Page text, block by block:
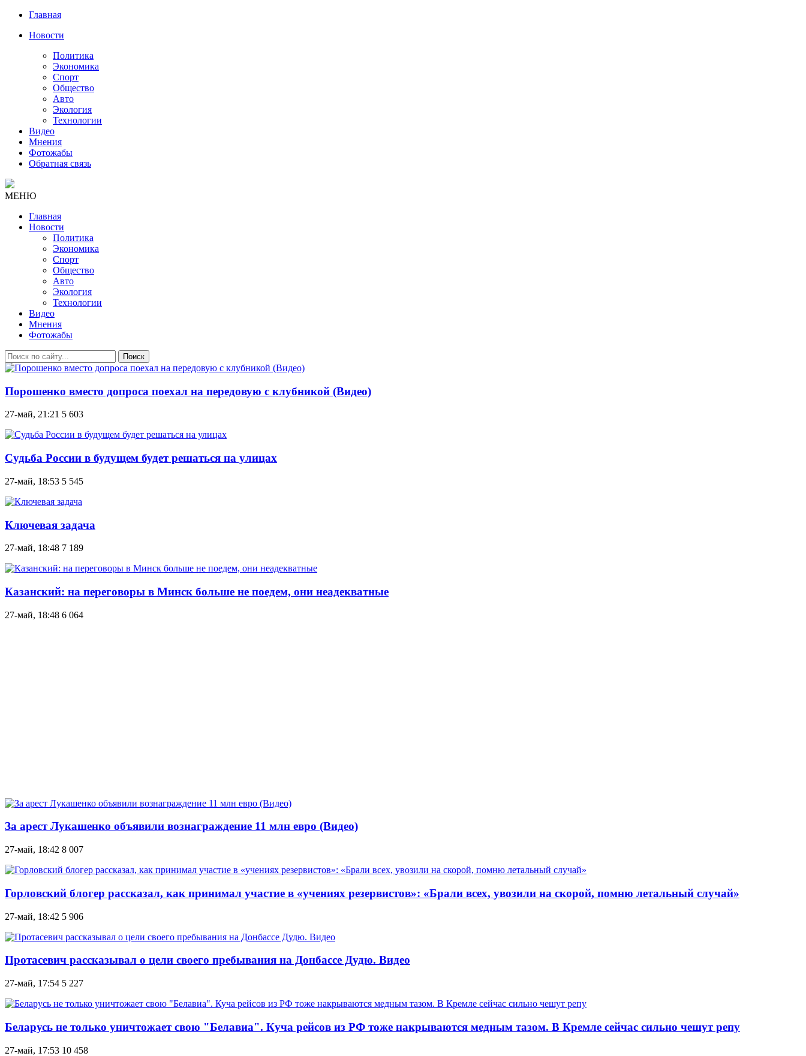
Главная
Новости
Политика
Экономика
Спорт
Общество
Авто
Экология
Технологии
Видео
Мнения
Фотожабы
Обратная связь
МЕНЮ
Главная
Новости
Политика
Экономика
Спорт
Общество
Авто
Экология
Технологии
Видео
Мнения
Фотожабы
Поиск
Порошенко вместо допроса поехал на передовую с клубникой (Видео)
27-май, 21:21 5 603
Судьба России в будущем будет решаться на улицах
27-май, 18:53 5 545
Ключевая задача
27-май, 18:48 7 189
Казанский: на переговоры в Минск больше не поедем, они неадекватные
27-май, 18:48 6 064
За арест Лукашенко объявили вознаграждение 11 млн евро (Видео)
27-май, 18:42 8 007
Горловский блогер рассказал, как принимал участие в «учениях резервистов»: «Брали всех, увозили на скорой, помню летальный случай»
27-май, 18:42 5 906
Протасевич рассказывал о цели своего пребывания на Донбассе Дудю. Видео
27-май, 17:54 5 227
Беларусь не только уничтожает свою "Белавиа". Куча рейсов из РФ тоже накрываются медным тазом. В Кремле сейчас сильно чешут репу
27-май, 17:53 10 458